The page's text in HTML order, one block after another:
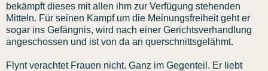
bekämpft dieses mit allen ihm zur Verfügung stehenden
Mitteln. Für seinen Kampf um die Meinungsfreiheit geht er
sogar ins Gefängnis, wird nach einer Gerichtsverhandlung
angeschossen und ist von da an querschnittsgelähmt.
Flynt verachtet Frauen nicht. Ganz im Gegenteil. Er liebt